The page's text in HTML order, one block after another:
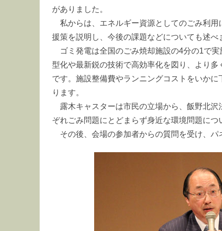
がありました。
私からは、エネルギー資源としてのごみ利
援策を説明し、今後の課題などについても述べ
ゴミ発電は全国のごみ焼却施設の4分の1で
型化や最新鋭の技術で高効率化を図り、より
です。施設整備費やランニングコストをいか
ります。
露木キャスターは市民の立場から、飯野北
ぞれごみ問題にとどまらず身近な環境問題に
その後、会場の参加者からの質問を受け、